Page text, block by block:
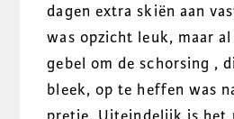
dagen extra skiën aan
was opzicht leuk, maar
gebel om de schorsing ,
bleek, op te heffen was